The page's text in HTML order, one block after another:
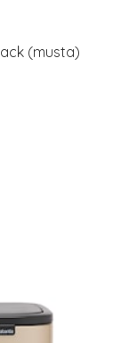
(musta)